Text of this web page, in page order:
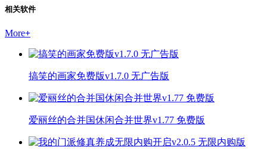
相关软件
More+
搞笑的画家免费版v1.7.0 无广告版
爱丽丝的合并国休闲合并世界v1.77 免费版